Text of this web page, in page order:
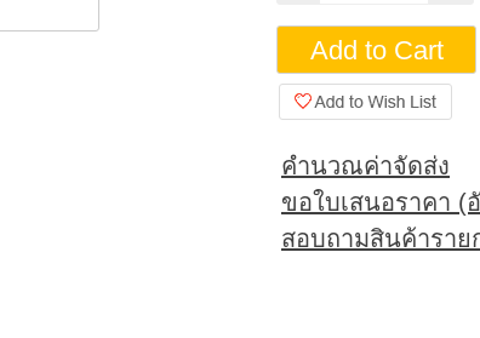
คำนวณค่าจัดส่ง
ขอใบเสนอราคา (
สอบถามสินค้าราย